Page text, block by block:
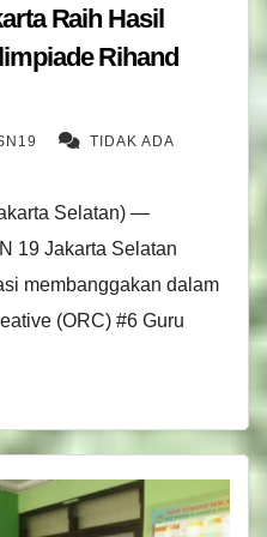
Raih Hasil
Rihand
TIDAK ADA
Selatan) —
19 Jakarta Selatan
membanggakan dalam
(ORC) #6 Guru